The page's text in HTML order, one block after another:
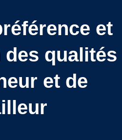
et
qualités
et de